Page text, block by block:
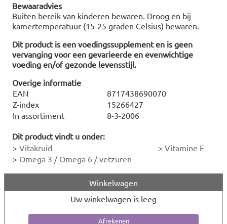
Bewaaradvies
Buiten bereik van kinderen bewaren. Droog en bij
kamertemperatuur (15-25 graden Celsius) bewaren.
Dit product is een voedingssupplement en is geen
vervanging voor een gevarieerde en evenwichtige
voeding en/of gezonde levensstijl.
Overige informatie
EAN
8717438690070
Z-index
15266427
In assortiment
8-3-2006
Dit product vindt u onder:
> Vitakruid > Vitamine E
> Omega 3 / Omega 6 / vetzuren
Winkelwagen
Uw winkelwagen is leeg